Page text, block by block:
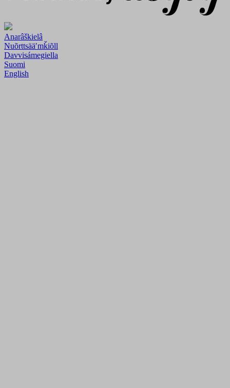
Anarâškielâ
Nuõrttsääʹmǩiõll
Davvisámegiella
Suomi
English